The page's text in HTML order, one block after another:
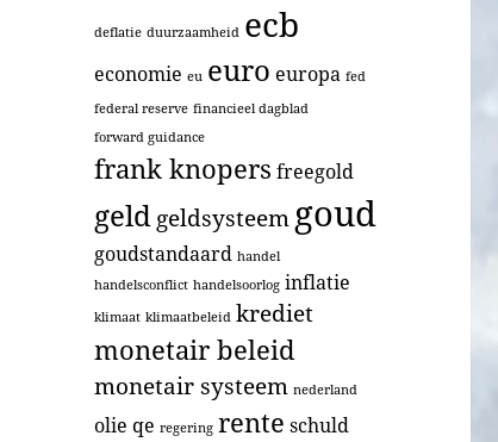
deflatie duurzaamheid ecb
economie eu euro europa fed
federal reserve financieel dagblad
forward guidance
frank knopers freegold
geldgeldsysteemgoud
goudstandaard handel
handelsconflict handelsoorlog inflatie
klimaat klimaatbeleid krediet
monetair beleid
monetair systeem nederland
olie qe regering rente schuld